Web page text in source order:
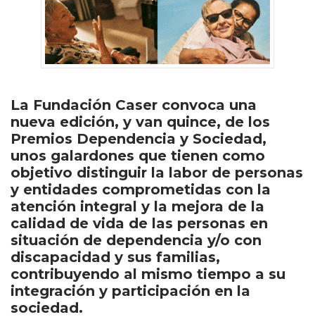
La Fundación Caser convoca una
nueva edición, y van quince, de los
Premios Dependencia y Sociedad,
unos galardones que tienen como
objetivo distinguir la labor de personas
y entidades comprometidas con la
atención integral y la mejora de la
calidad de vida de las personas en
situación de dependencia y/o con
discapacidad y sus familias,
contribuyendo al mismo tiempo a su
integración y participación en la
sociedad.